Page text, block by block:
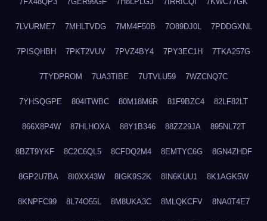
7LVURME7 7MHLTVDG 7MM4F50B 7O89DJ0L 7PDDGXNL
7PISQHBH 7PKT2VUV 7PVZ4BY4 7PY3EC1H 7TKA257G
7TYDPROM 7UA3TIBE 7UTVLU59 7WZCNQ7C
7YHSQGPE 804ITWBC 80M18M6R 81F9BZC4 82LF82LT
866X8P4W 87HLHOXA 88Y1B346 88ZZ29JA 895NL72T
8BZT9YKF 8C2C6QL5 8CFDQ2M4 8EMTYC6G 8GN4ZHDF
8GP2U7BA 8I0XX43W 8IGK9S2K 8IN6KUU1 8K1AGK5W
8KNPFC99 8L74O55L 8M8UKA3C 8MLQKCFV 8NA0T4E7